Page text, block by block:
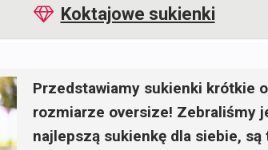
Koktajowe sukienki
Przedstawiamy sukienki krótkie
rozmiarze oversize! Zebraliśmy
najlepszą sukienkę dla siebie,